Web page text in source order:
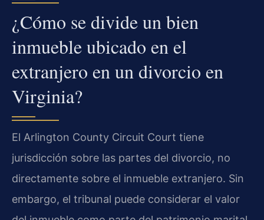
¿Cómo se divide un bien
inmueble ubicado en el
extranjero en un divorcio en
Virginia?
El Arlington County Circuit Court tiene
jurisdicción sobre las partes del divorcio, no
directamente sobre el inmueble extranjero. Sin
embargo, el tribunal puede considerar el valor